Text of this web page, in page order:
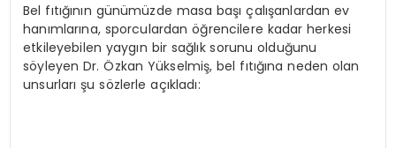
Bel fıtığının günümüzde masa başı çalışanlardan ev
hanımlarına, sporculardan öğrencilere kadar herkesi
etkileyebilen yaygın bir sağlık sorunu olduğunu
söyleyen Dr. Özkan Yükselmiş, bel fıtığına neden olan
unsurları şu sözlerle açıkladı: